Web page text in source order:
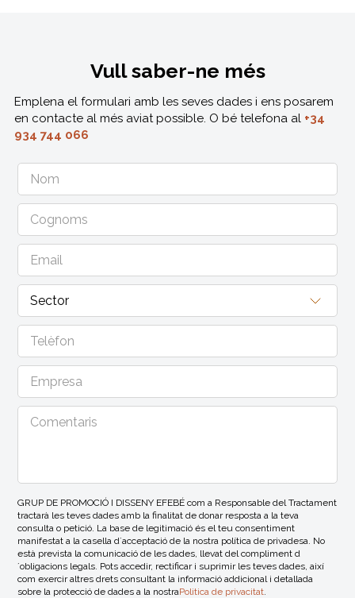
Vull saber-ne més
Emplena el formulari amb les seves dades i ens posarem
en contacte al més aviat possible. O bé telefona al +34
934 744 066
GRUP DE PROMOCIÓ I DISSENY EFEBÉ com a Responsable del Tractament
tractarà les teves dades amb la finalitat de donar resposta a la teva
consulta o petició. La base de legitimació és el teu consentiment
manifestat a la casella d´acceptació de la nostra política de privadesa. No
està prevista la comunicació de les dades, llevat del compliment d
´obligacions legals. Pots accedir, rectificar i suprimir les teves dades, així
com exercir altres drets consultant la informació addicional i detallada
sobre la protecció de dades a la nostraPolitica de privacitat.